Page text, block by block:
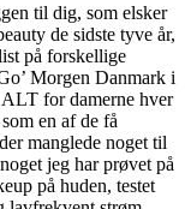
til dig, som elsker
de sidste tyve år,
på forskellige
Morgen Danmark i
for damerne hver
en af de få
manglede noget til
jeg har prøvet på
på huden, testet